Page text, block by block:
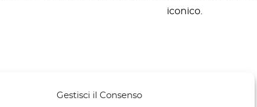
Gestisci il Consenso
iconico.